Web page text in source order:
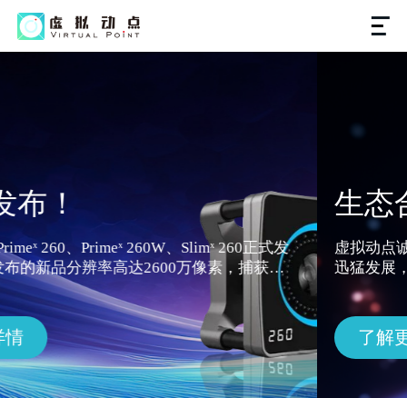
生态合作伙伴火热招募！
虚拟动点诚邀各位伙伴共赢未来！虚拟动点乘AI之势，
迅猛发展，积累了OpitTrack光学定位、无标记定位、
光学与无标记融合计算、LYDIA动作大模型等算法技
术，持续为具身智能、影视、游戏、动画、文旅、医
疗、教育、工业、体育等千行百业进行赋能，具备丰富
完善的解决方案和全球领先的产品技术服务能力。
了解更多